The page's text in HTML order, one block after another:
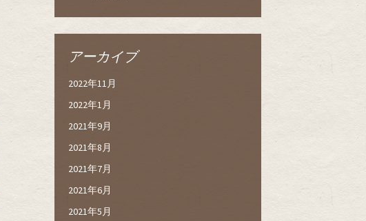
アーカイブ
2022年11月
2022年1月
2021年9月
2021年8月
2021年7月
2021年6月
2021年5月